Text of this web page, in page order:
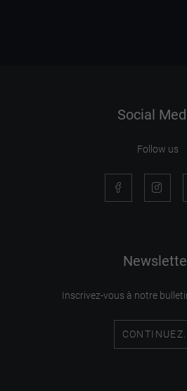
Social
Follow us
Inscrivez-vous à notre